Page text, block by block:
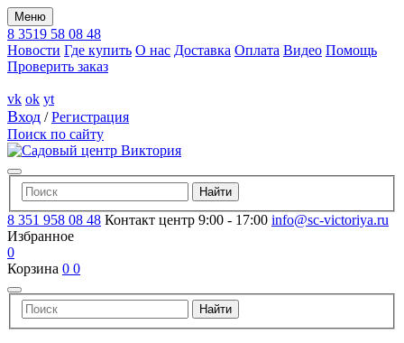
Меню
8 3519 58 08 48
Новости Где купить О нас Доставка Оплата Видео Помощь
Проверить заказ
vk ok yt
Вход /Регистрация
Поиск по сайту
8 351 958 08 48 Контакт центр 9:00 - 17:00 info@sc-victoriya.ru
Избранное
0
Корзина 0 0